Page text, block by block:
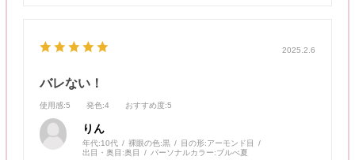
2025.2.6
バレない！
使用感:5 発色:4 おすすめ度:5
りん
年代:10代 裸眼の色:黒 目の形:アーモンド目
出目・奥目:奥目 パーソナルカラー:ブルべ夏